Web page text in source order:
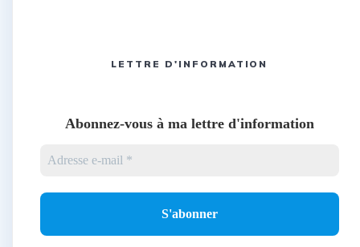
LETTRE D'INFORMATION
Abonnez-vous à ma lettre d'information